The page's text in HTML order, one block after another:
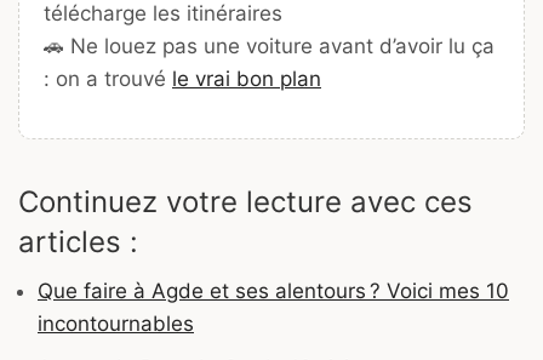
télécharge les itinéraires
🚗 Ne louez pas une voiture avant d’avoir lu ça
: on a trouvé le vrai bon plan
Continuez votre lecture avec ces
articles :
Que faire à Agde et ses alentours ? Voici mes 10
incontournables